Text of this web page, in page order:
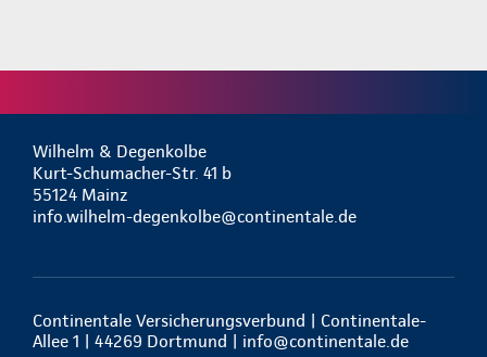
Wilhelm & Degenkolbe
Kurt-Schumacher-Str. 41 b
55124 Mainz
info.wilhelm-degenkolbe@continentale.de
Continentale Versicherungsverbund | Continentale-
Allee 1 | 44269 Dortmund | info@continentale.de